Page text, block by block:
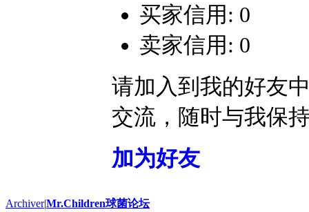
买家信用: 0
卖家信用: 0
请加入到我的好友
交流，随时与我保
加为好友
Archiver|Mr.Children球菌论坛